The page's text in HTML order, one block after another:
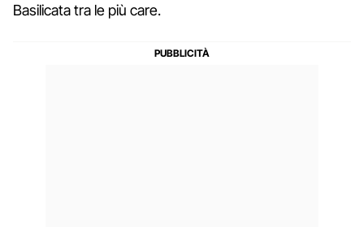
Basilicata tra le più care.